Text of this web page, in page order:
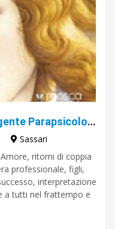
Sensitivo Cartomante Veggente Parapsicologo Daniel De Santi consulenze dal vivo e telefoniche
Sassari
ritorni di coppia
professionale, figli,
interpretazione
a tutti nel frattempo e